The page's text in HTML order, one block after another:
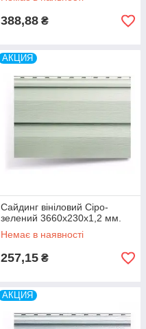
388,88 ₴
АКЦИЯ
Сайдинг вініловий Сіро-
зелений 3660х230х1,2 мм.
Немає в наявності
257,15 ₴
АКЦИЯ